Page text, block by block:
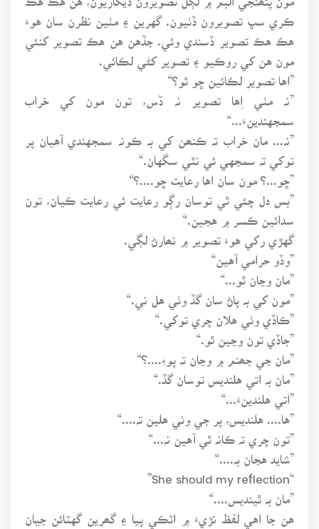
ڪري سڀ تصويرون ڏٺيون. گهرين ۽ مٺين نظرن سان هوءَ
هڪ هڪ تصوير ڏسندي وئي. جڏهن هن هڪ تصوير کنئي
مون هن کي روڪيو ۽ تصوير کڻي لڪائي.
”اها تصوير لڪائين ڇو ٿو؟“
”نہ مٺي اِها تصوير نہ ڏس، تون مون کي خراب
سمجهندينءَ...“
”نہ... مان خراب تہ ڪنھن کي بہ ڪونہ سمجهندي آهيان پر
توکي تہ سمجهي ئي نٿي سگهان.“
”ڇو...؟ مون سان اها رعايت ڇو....؟“
”بس دل چئي ٿي توسان رڳو رعايت ئي رعايت ڪيان، تون
سدائين ڪسر ۾ هجين.“
گهڙي رکي هوءَ تصوير ۾ نھارڻ لڳيِ.
”وڏو حرامي آهين“
”مان وڃان ٿو...“
”مون کي بہ پاڻ سان گڏ وٺي هل ني.“
”ڪاڏي وٺي هلان چري توکي.“
”جاڏي تون وڃين ٿو.“
”مان جي جھنم ۾ وڃان تہ پوءِ....؟“
”مان بہ اتي هلنديس توسان گڏ.“
”اتي هلندينءَ...“
”ها.... هلنديس، پر جي وٺي هلين تہ....“
”تون چري تہ ڪانہ ٿي آهين نہ...“
”شايد هجان بہ....“
“She should my reflection”
”مان بہ ٿينديس....“
هن جا اهي لفظ نڙيءَ ۾ اٽڪي پيا ۽ گھرين گهٽائن جيان